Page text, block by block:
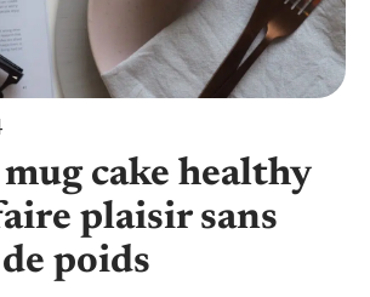
cake healthy
plaisir sans
poids